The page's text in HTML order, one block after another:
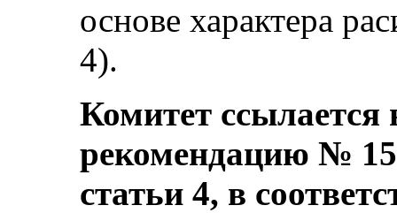
основе характера
4).
Комитет
рекомендацию №
статьи 4, в